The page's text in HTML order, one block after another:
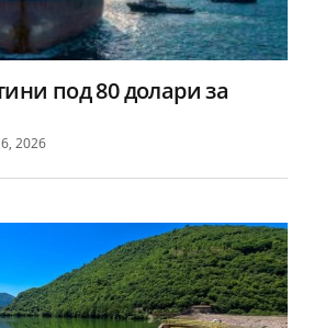
под 80 долари за
2026